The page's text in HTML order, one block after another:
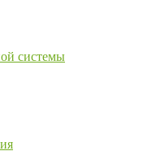
системы